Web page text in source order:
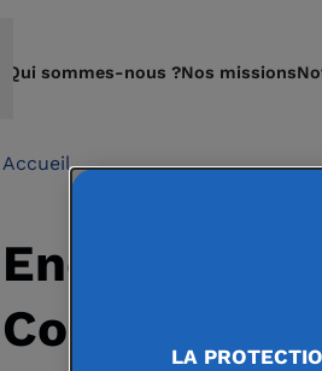
Qui sommes-nous ?Nos missions
Accueil
Enquête de
ContactLA